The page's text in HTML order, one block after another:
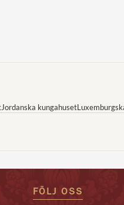
Jordanska kungahuset
FÖLJ OSS